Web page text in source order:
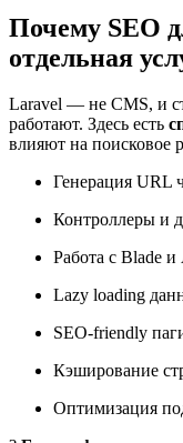
Почему SEO
отдельная
Laravel — не CMS, и
работают. Здесь есть
влияют на поисковое
Генерация URL
Контроллеры и
Работа с Blade
Lazy loading
SEO-friendly
Кэширование
Оптимизация